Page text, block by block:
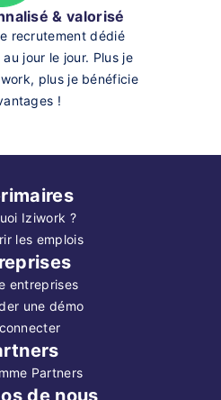
& valorisé
recrutement dédié
au jour le jour. Plus je
plus je bénéficie
!
Iziwork ?
les emplois
entreprises
une démo
Partners
de nous